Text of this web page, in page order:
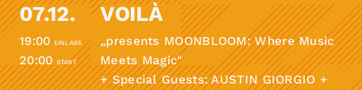
KONTAKT
07.12.
EINLASS
19:00
START
20:00
VOILÀ
„presents MOONBLOOM: Where Music
Meets Magic"
+ Special Guests: AUSTIN GIORGIO +